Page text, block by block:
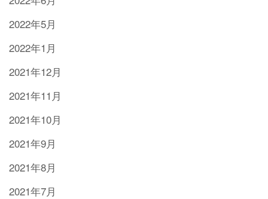
2022年5月
2022年1月
2021年12月
2021年11月
2021年10月
2021年9月
2021年8月
2021年7月